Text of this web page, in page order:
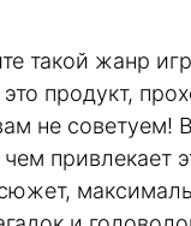
такой жанр
это продукт,
не советуем!
чем привлекает